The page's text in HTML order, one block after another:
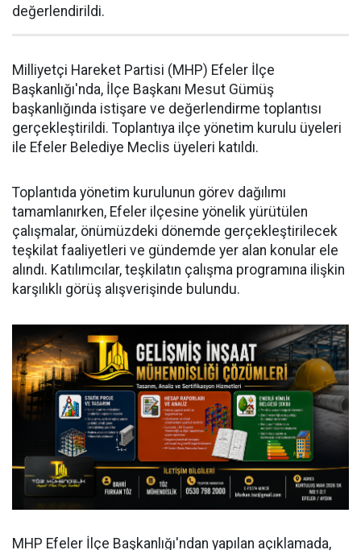
değerlendirildi.
Milliyetçi Hareket Partisi (MHP) Efeler İlçe
Başkanlığı'nda, İlçe Başkanı Mesut Gümüş
başkanlığında istişare ve değerlendirme toplantısı
gerçekleştirildi. Toplantıya ilçe yönetim kurulu üyeleri
ile Efeler Belediye Meclis üyeleri katıldı.
Toplantıda yönetim kurulunun görev dağılımı
tamamlanırken, Efeler ilçesine yönelik yürütülen
çalışmalar, önümüzdeki dönemde gerçekleştirilecek
teşkilat faaliyetleri ve gündemde yer alan konular ele
alındı. Katılımcılar, teşkilatın çalışma programına ilişkin
karşılıklı görüş alışverişinde bulundu.
MHP Efeler İlçe Başkanlığı'ndan yapılan açıklamada,